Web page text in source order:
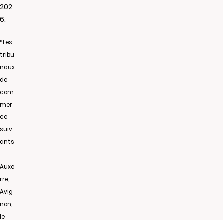
202
6.
*Les
tribu
naux
de
com
mer
ce
suiv
ants
:
Auxe
rre,
Avig
non,
le